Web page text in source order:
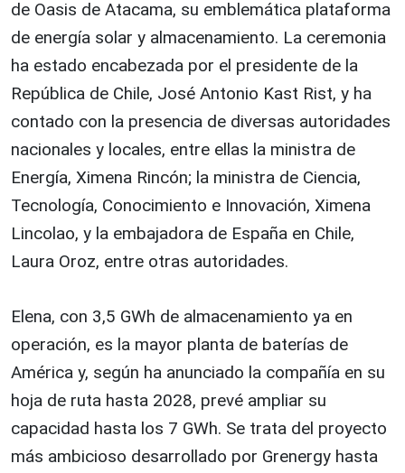
de Oasis de Atacama, su emblemática plataforma
de energía solar y almacenamiento. La ceremonia
ha estado encabezada por el presidente de la
República de Chile, José Antonio Kast Rist, y ha
contado con la presencia de diversas autoridades
nacionales y locales, entre ellas la ministra de
Energía, Ximena Rincón; la ministra de Ciencia,
Tecnología, Conocimiento e Innovación, Ximena
Lincolao, y la embajadora de España en Chile,
Laura Oroz, entre otras autoridades.
Elena, con 3,5 GWh de almacenamiento ya en
operación, es la mayor planta de baterías de
América y, según ha anunciado la compañía en su
hoja de ruta hasta 2028, prevé ampliar su
capacidad hasta los 7 GWh. Se trata del proyecto
más ambicioso desarrollado por Grenergy hasta